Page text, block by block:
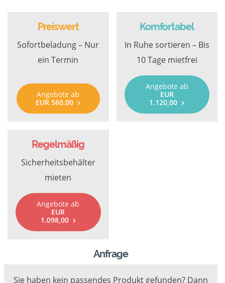
Preiswert
Sofortbeladung – Nur
ein Termin
Angebote ab
EUR 560,00
Komfortabel
In Ruhe sortieren – Bis
10 Tage mietfrei
Angebote ab
EUR
1.120,00
Regelmäßig
Sicherheitsbehälter
mieten
Angebote ab
EUR
1.098,00
Anfrage
Sie haben kein passendes Produkt gefunden? Dann